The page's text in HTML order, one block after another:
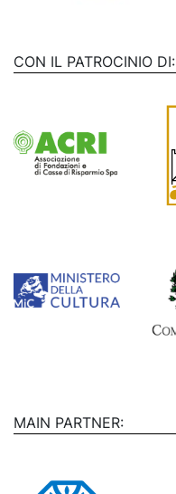
CON IL PATROCINIO DI:
MAIN PARTNER: